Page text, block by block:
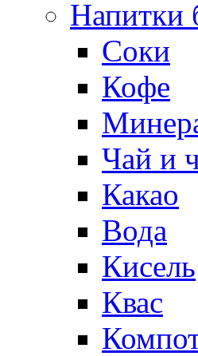
Напитки
Соки
Кофе
Чай и
Какао
Вода
Кисель
Квас